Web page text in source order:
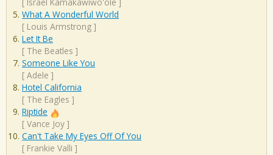
What A Wonderful World
[ Louis Armstrong ]
Let It Be
[ The Beatles ]
Someone Like You
[ Adele ]
Hotel California
[ The Eagles ]
Riptide
[ Vance Joy ]
Can't Take My Eyes Off Of You
[ Frankie Valli ]